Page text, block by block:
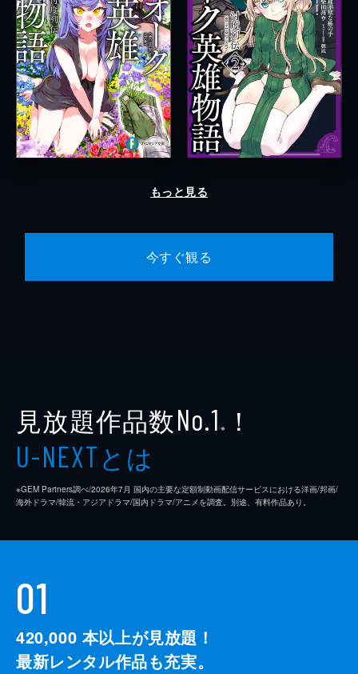
もっと見る
今すぐ観る
見放題作品数No.1 ※ ！
U-NEXTとは
※GEM Partners調べ/2026年7⽉ 国内の主要な定額制動画配信サービスにおける洋画/邦画/
海外ドラマ/韓流・アジアドラマ/国内ドラマ/アニメを調査。別途、有料作品あり。
01
420,000 本以上が見放題！
最新レンタル作品も充実。